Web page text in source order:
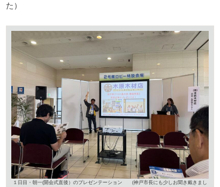
た）
１日目・朝一(開会式直後）のプレゼンテーション (神戸市長にも少しお聞き戴きまし